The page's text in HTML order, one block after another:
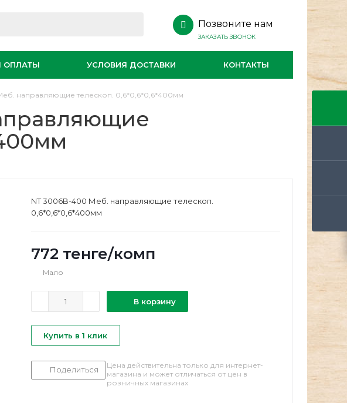
Позвоните нам
ЗАКАЗАТЬ ЗВОНОК
ОПЛАТЫ УСЛОВИЯ ДОСТАВКИ КОНТАКТЫ
направляющие телескоп. 0,6*0,6*0,6*400мм
NT 3006B-400 Меб. направляющие телескоп.
0,6*0,6*0,6*400мм
772 тенге/комп
Мало
В корзину
Купить в 1 клик
Поделиться
Цена действительна только для интернет-
магазина и может отличаться от цен в
розничных магазинах